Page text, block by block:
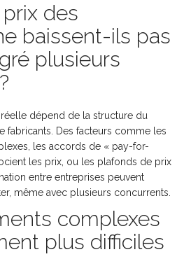
des
baissent-ils pas
plusieurs
dépend de la structure du
fabricants. Des facteurs comme les
les accords de « pay-for-
les prix, ou les plafonds de prix
entre entreprises peuvent
même avec plusieurs concurrents.
complexes
plus difficiles